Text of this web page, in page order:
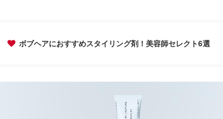
ボブヘアにおすすめスタイリング剤！美容師セレクト6選